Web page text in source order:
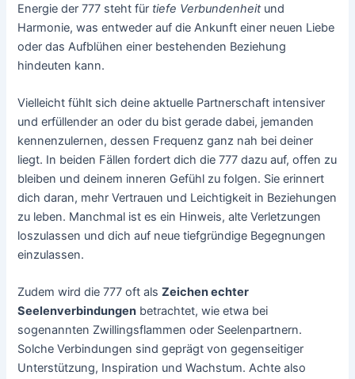
Energie der 777 steht für tiefe Verbundenheitund
Harmonie, was entweder auf die Ankunft einer neuen Liebe
oder das Aufblühen einer bestehenden Beziehung
hindeuten kann.
Vielleicht fühlt sich deine aktuelle Partnerschaft intensiver
und erfüllender an oder du bist gerade dabei, jemanden
kennenzulernen, dessen Frequenz ganz nah bei deiner
liegt. In beiden Fällen fordert dich die 777 dazu auf, offen zu
bleiben und deinem inneren Gefühl zu folgen. Sie erinnert
dich daran, mehr Vertrauen und Leichtigkeit in Beziehungen
zu leben. Manchmal ist es ein Hinweis, alte Verletzungen
loszulassen und dich auf neue tiefgründige Begegnungen
einzulassen.
Zudem wird die 777 oft alsZeichen echter
Seelenverbindungen betrachtet, wie etwa bei
sogenannten Zwillingsflammen oder Seelenpartnern.
Solche Verbindungen sind geprägt von gegenseitiger
Unterstützung, Inspiration und Wachstum. Achte also